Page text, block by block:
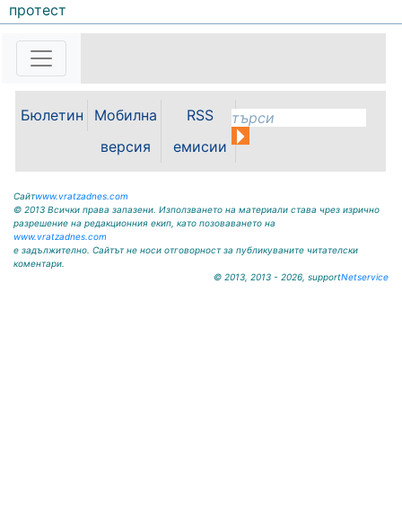
143 | 2026-08-07 11:30:54
„Освобождение” № 13, тел.
krivodol@mbox.is-bg.net ОБЯВА
На основание чл. 8, ал. 4,
чл. 14, ал. 7 от ЗОС; чл. 92, ал. 1...
протест
Бюлетин
Мобилна
версия
RSS
емисии
Сайтwww.vratzadnes.com
© 2013 Всички права запазени. Използването на материали става чрез изрично
разрешение на редакционния екип, като позоваването на
www.vratzadnes.com
е задължително. Сайтът не носи отговорност за публикуваните читателски
коментари.
© 2013, 2013 - 2026, supportNetservice